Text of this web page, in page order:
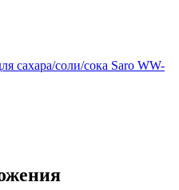
соли/сока Saro WW-